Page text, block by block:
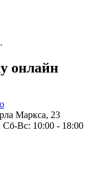
онлайн
Маркса, 23
Вс: 10:00 - 18:00